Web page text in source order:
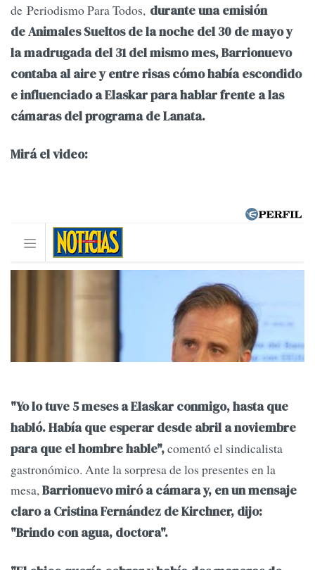
de Periodismo Para Todos, durante una emisión
de Animales Sueltos de la noche del 30 de mayo y
la madrugada del 31 del mismo mes, Barrionuevo
contaba al aire y entre risas cómo había escondido
e influenciado a Elaskar para hablar frente a las
cámaras del programa de Lanata.
Mirá el video:
"Yo lo tuve 5 meses a Elaskar conmigo, hasta que
habló. Había que esperar desde abril a noviembre
para que el hombre hable",comentó el sindicalista
gastronómico. Ante la sorpresa de los presentes en la
mesa,Barrionuevo miró a cámara y, en un mensaje
claro a Cristina Fernández de Kirchner, dijo:
"Brindo con agua, doctora".